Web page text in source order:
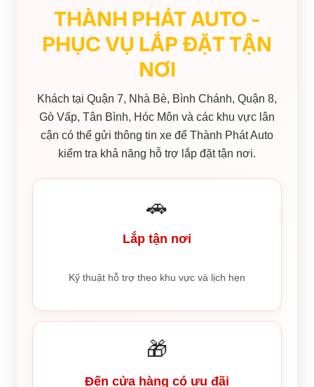
THÀNH PHÁT AUTO -
PHỤC VỤ LẮP ĐẶT TẬN
NƠI
Khách tại Quận 7, Nhà Bè, Bình Chánh, Quận 8,
Gò Vấp, Tân Bình, Hóc Môn và các khu vực lân
cận có thể gửi thông tin xe để Thành Phát Auto
kiểm tra khả năng hỗ trợ lắp đặt tận nơi.
🚗
Lắp tận nơi
Kỹ thuật hỗ trợ theo khu vực và lịch hẹn
🎁
Đến cửa hàng có ưu đãi